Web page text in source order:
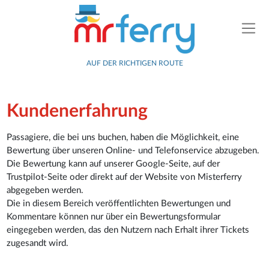
AUF DER RICHTIGEN ROUTE
Kundenerfahrung
Passagiere, die bei uns buchen, haben die Möglichkeit, eine
Bewertung über unseren Online- und Telefonservice abzugeben.
Die Bewertung kann auf unserer Google-Seite, auf der
Trustpilot-Seite oder direkt auf der Website von Misterferry
abgegeben werden.
Die in diesem Bereich veröffentlichten Bewertungen und
Kommentare können nur über ein Bewertungsformular
eingegeben werden, das den Nutzern nach Erhalt ihrer Tickets
zugesandt wird.